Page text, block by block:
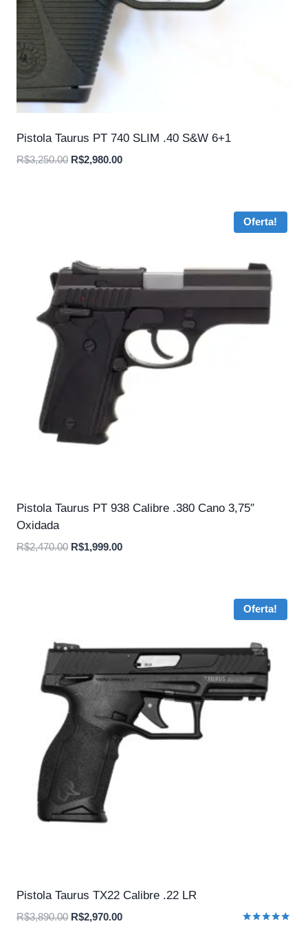
Pistola Taurus PT 740 SLIM .40 S&W 6+1
R$3,250.00 O
R$2,980.00O
Oferta!
Pistola Taurus PT 938 Calibre .380 Cano 3,75″
Oxidada
R$2,470.00 O
R$1,999.00O
Oferta!
Pistola Taurus TX22 Calibre .22 LR
R$3,890.00 O
R$2,970.00O